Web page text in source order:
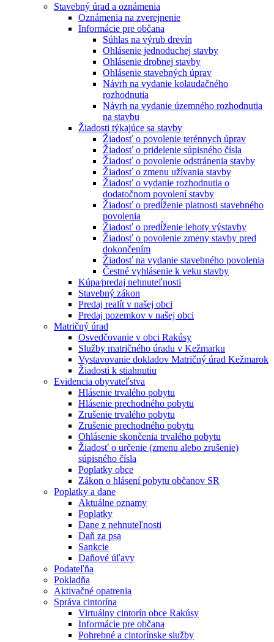
Stavebný úrad a oznámenia
Oznámenia na zverejnenie
Informácie pre občana
Súhlas na výrub drevín
Ohlásenie jednoduchej stavby
Ohlásenie drobnej stavby
Ohlásenie stavebných úprav
Návrh na vydanie kolaudačného
rozhodnutia
Návrh na vydanie územného rozhodnutia
na stavbu
Žiadosti týkajúce sa stavby
Žiadosť o povolenie terénnych úprav
Žiadosť o pridelenie súpisného čísla
Žiadosť o povolenie odstránenia stavby
Žiadosť o zmenu užívania stavby
Žiadosť o vydanie rozhodnutia o
dodatočnom povolení stavby
Žiadosť o predĺženie platnosti stavebného
povolenia
Žiadosť o predĺženie lehoty výstavby
Žiadosť o povolenie zmeny stavby pred
dokončením
Žiadosť na vydanie stavebného povolenia
Čestné vyhlásenie k veku stavby
Kúpa⁄predaj nehnuteľnosti
Stavebný zákon
Predaj realít v našej obci
Predaj pozemkov v našej obci
Matričný úrad
Osvedčovanie v obci Rakúsy
Služby matričného úradu v Kežmarku
Vystavovanie dokladov Matričný úrad Kežmarok
Žiadosti k stiahnutiu
Evidencia obyvateľstva
Hlásenie trvalého pobytu
Hlásenie prechodného pobytu
Zrušenie trvalého pobytu
Zrušenie prechodného pobytu
Ohlásenie skončenia trvalého pobytu
Žiadosť o určenie (zmenu alebo zrušenie)
súpisného čísla
Poplatky obce
Zákon o hlásení pobytu občanov SR
Poplatky a dane
Aktuálne oznamy
Poplatky
Dane z nehnuteľnosti
Daň za psa
Sankcie
Daňové úľavy
Podateľňa
Pokladňa
Aktivačné opatrenia
Správa cintorína
Virtuálny cintorín obce Rakúsy
Informácie pre občana
Pohrebné a cintorínske služby